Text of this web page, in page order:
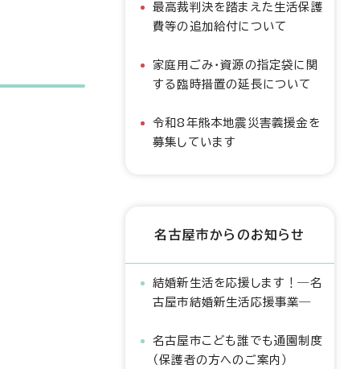
最高裁判決を踏まえた生活保護
費等の追加給付について
家庭用ごみ・資源の指定袋に関
する臨時措置の延長について
令和8年熊本地震災害義援金を
募集しています
名古屋市からのお知らせ
結婚新生活を応援します！―名
古屋市結婚新生活応援事業―
名古屋市こども誰でも通園制度
（保護者の方へのご案内）